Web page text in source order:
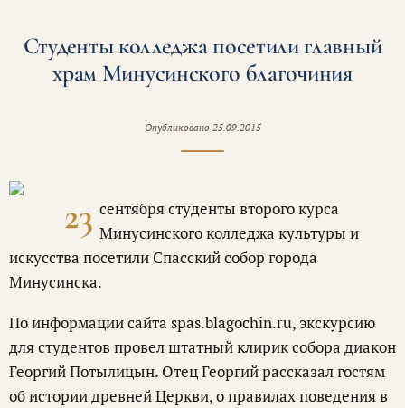
Студенты колледжа посетили главный
храм Минусинского благочиния
Опубликовано 25.09.2015
23 сентября студенты второго курса
Минусинского колледжа культуры и
искусства посетили Спасский собор города
Минусинска.
По информации сайта spas.blagochin.ru, экскурсию
для студентов провел штатный клирик собора диакон
Георгий Потылицын. Отец Георгий рассказал гостям
об истории древней Церкви, о правилах поведения в